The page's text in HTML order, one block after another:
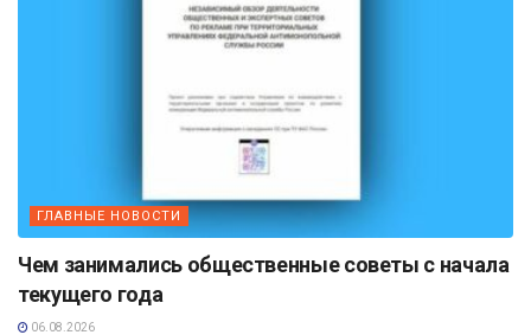
ГЛАВНЫЕ НОВОСТИ
Чем занимались общественные советы с начала
текущего года
06.08.2026